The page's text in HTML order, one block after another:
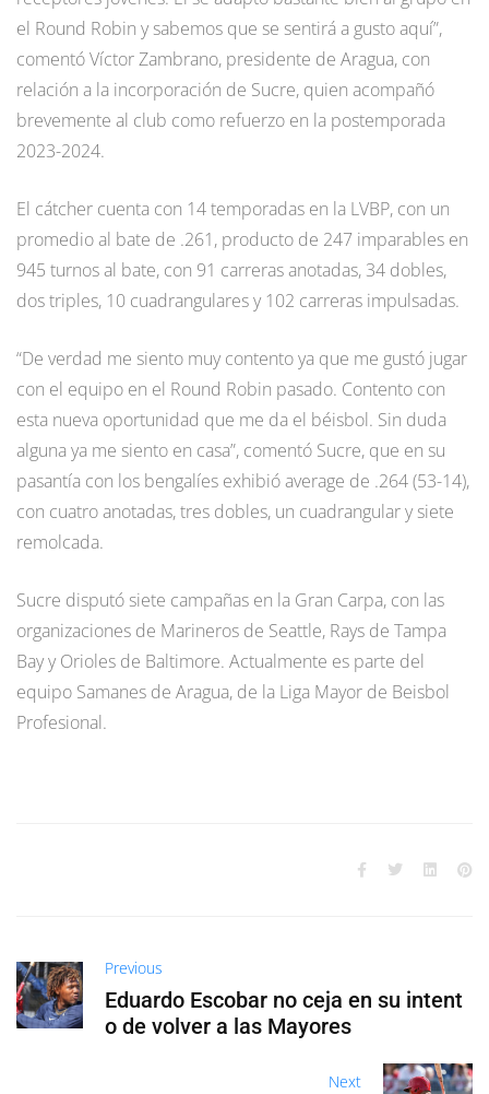
el Round Robin y sabemos que se sentirá a gusto aquí”,
comentó Víctor Zambrano, presidente de Aragua, con
relación a la incorporación de Sucre, quien acompañó
brevemente al club como refuerzo en la postemporada
2023-2024.
El cátcher cuenta con 14 temporadas en la LVBP, con un
promedio al bate de .261, producto de 247 imparables en
945 turnos al bate, con 91 carreras anotadas, 34 dobles,
dos triples, 10 cuadrangulares y 102 carreras impulsadas.
“De verdad me siento muy contento ya que me gustó jugar
con el equipo en el Round Robin pasado. Contento con
esta nueva oportunidad que me da el béisbol. Sin duda
alguna ya me siento en casa”, comentó Sucre, que en su
pasantía con los bengalíes exhibió average de .264 (53-14),
con cuatro anotadas, tres dobles, un cuadrangular y siete
remolcada.
Sucre disputó siete campañas en la Gran Carpa, con las
organizaciones de Marineros de Seattle, Rays de Tampa
Bay y Orioles de Baltimore. Actualmente es parte del
equipo Samanes de Aragua, de la Liga Mayor de Beisbol
Profesional.
Previous
Eduardo Escobar no ceja en su intent
o de volver a las Mayores
Next